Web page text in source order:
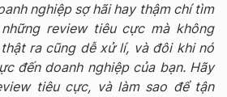
nghiệp sợ hãi hay thậm chí tìm
review tiêu cực mà không
ra cũng dễ xử lí, và đôi khi nó
đến doanh nghiệp của bạn. Hãy
tiêu cực, và làm sao để tận